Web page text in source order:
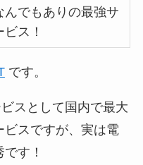
んでもありの最強サ
ビス！
です。
スとして国内で最大
スですが、実は電
す！